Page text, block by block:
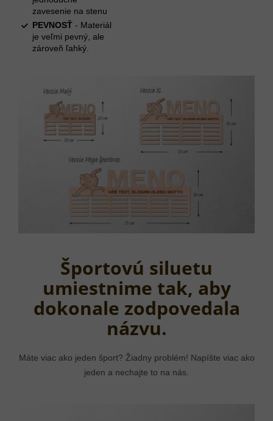
zavesenie na stenu
PEVNOSŤ - Materiál
je veľmi pevný, ale
zároveň ľahký.
Športovú siluetu
umiestnime tak, aby
dokonale zodpovedala
názvu.
Máte viac ako jeden šport? Žiadny problém! Napíšte viac ako
jeden a nechajte to na nás.